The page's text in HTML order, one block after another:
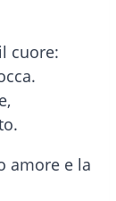
cuore:
amore e la